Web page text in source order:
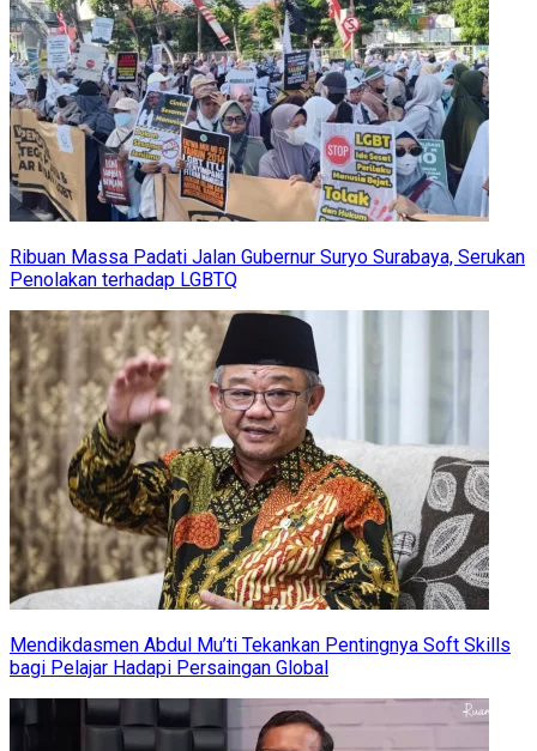
Ribuan Massa Padati Jalan Gubernur Suryo Surabaya, Serukan
Penolakan terhadap LGBTQ
Mendikdasmen Abdul Mu’ti Tekankan Pentingnya Soft Skills
bagi Pelajar Hadapi Persaingan Global